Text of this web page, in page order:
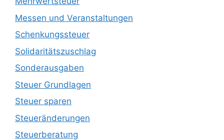
Messen und Veranstaltungen
Schenkungssteuer
Solidaritätszuschlag
Sonderausgaben
Steuer Grundlagen
Steuer sparen
Steueränderungen
Steuerberatung